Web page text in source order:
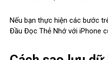
Nếu bạn thực hiện các bước
Đầu Đọc Thẻ Nhớ với iPhone